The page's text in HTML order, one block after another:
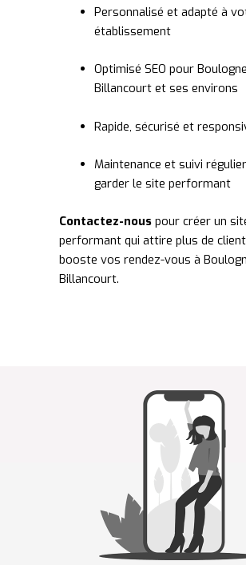
Personnalisé et adapté à
établissement
Optimisé SEO pour
Billancourt et ses environs
Rapide, sécurisé et
Maintenance et suivi
garder le site performant
Contactez-nouspour créer un
performant qui attire plus de
booste vos rendez-vous à
Billancourt.